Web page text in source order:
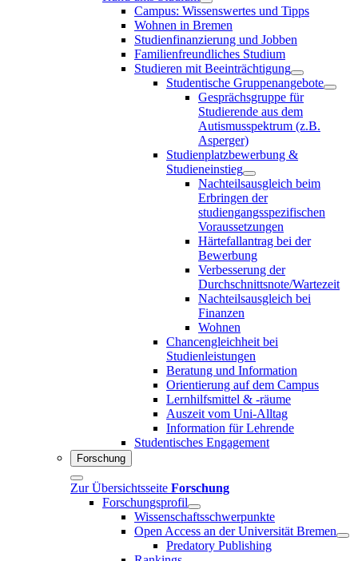
Campus: Wissenswertes und Tipps
Wohnen in Bremen
Studienfinanzierung und Jobben
Familienfreundliches Studium
Studieren mit Beeinträchtigung
Studentische Gruppenangebote
Gesprächsgruppe für
Studierende aus dem
Autismusspektrum (z.B.
Asperger)
Studienplatzbewerbung &
Studieneinstieg
Nachteilsausgleich beim
Erbringen der
studiengangsspezifischen
Voraussetzungen
Härtefallantrag bei der
Bewerbung
Verbesserung der
Durchschnittsnote/Wartezeit
Nachteilsausgleich bei
Finanzen
Wohnen
Chancengleichheit bei
Studienleistungen
Beratung und Information
Orientierung auf dem Campus
Lernhilfsmittel & -räume
Auszeit vom Uni-Alltag
Information für Lehrende
Studentisches Engagement
Forschung
Zur Übersichtsseite Forschung
Forschungsprofil
Wissenschaftsschwerpunkte
Open Access an der Universität Bremen
Predatory Publishing